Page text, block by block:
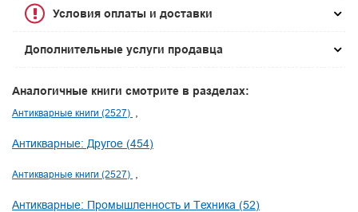
Условия оплаты и доставки
Дополнительные услуги продавца
Аналогичные книги смотрите в разделах:
Антикварные книги (2527)
Антикварные: Другое (454)
Антикварные книги (2527)
Антикварные: Промышленность и Техника (52)